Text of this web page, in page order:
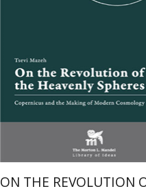
מחיר השקה
ON THE REVOLUTION